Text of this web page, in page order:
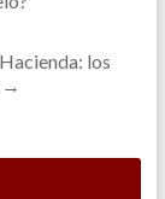
los
→